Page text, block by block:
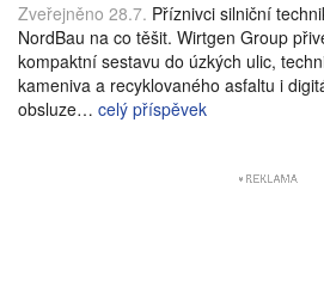
Zveřejněno 28.7. Příznivci silniční
NordBau na co těšit. Wirtgen Group
kompaktní sestavu do úzkých ulic,
kameniva a recyklovaného asfaltu i
obsluze… celý příspěvek